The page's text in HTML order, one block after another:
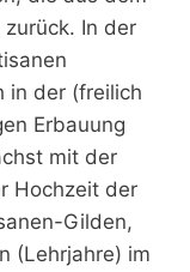
In der
in der (freilich
Erbauung
mit der
Hochzeit der
Gilden,
(Lehrjahre) im